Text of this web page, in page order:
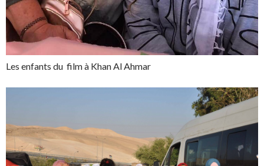
Les enfants du film à Khan Al Ahmar